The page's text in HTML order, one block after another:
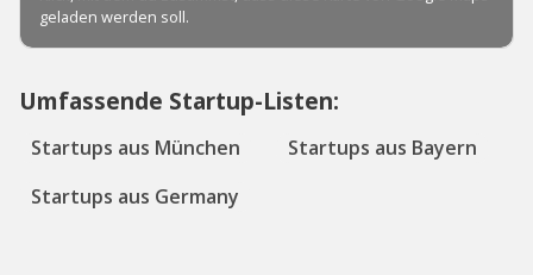
Umfassende Startup-Listen:
Startups aus München
Startups aus Bayern
Startups aus Germany